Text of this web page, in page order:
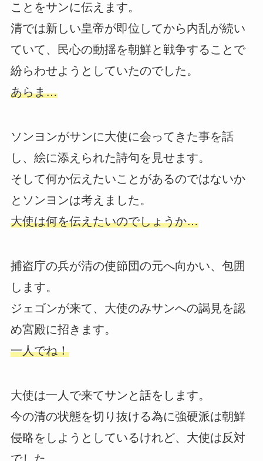
ことをサンに伝えます。
清では新しい皇帝が即位してから内乱が続い
ていて、民心の動揺を朝鮮と戦争することで
紛らわせようとしていたのでした。
あらま…
ソンヨンがサンに大使に会ってきた事を話
し、絵に添えられた詩句を見せます。
そして何か伝えたいことがあるのではないか
とソンヨンは考えました。
大使は何を伝えたいのでしょうか…
捕盗庁の兵が清の使節団の元へ向かい、包囲
します。
ジェゴンが来て、大使のみサンへの謁見を認
め宮殿に招きます。
一人でね！
大使は一人で来てサンと話をします。
今の清の状態を切り抜ける為に強硬派は朝鮮
侵略をしようとしているけれど、大使は反対